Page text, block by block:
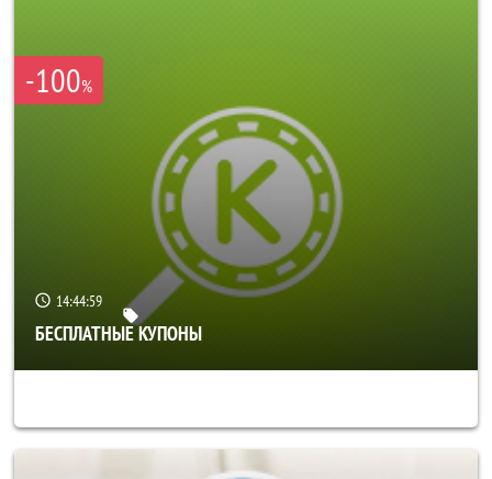
-100%
14:44:56
БЕСПЛАТНЫЕ КУПОНЫ